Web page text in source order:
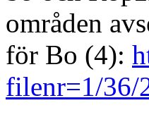
områden
för Bo (4):
filenr=1/36/